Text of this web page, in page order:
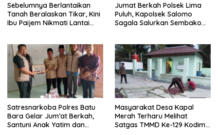
Sebelumnya Berlantaikan
Tanah Beralaskan Tikar, Kini
Ibu Paijem Nikmati Lantai
0208/Asahan
Jumat Berkah Polsek Lima
Puluh, Kapolsek Salomo
Sagala Salurkan Sembako
Satresnarkoba Polres Batu
Bara Gelar Jum’at Berkah,
Santuni Anak Yatim dan
Masyarakat Desa Kapal
Merah Terharu Melihat
Satgas TMMD Ke-129 Kodim